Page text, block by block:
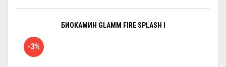
БИОКАМИН GLAMM FIRE SPLASH I
-3%